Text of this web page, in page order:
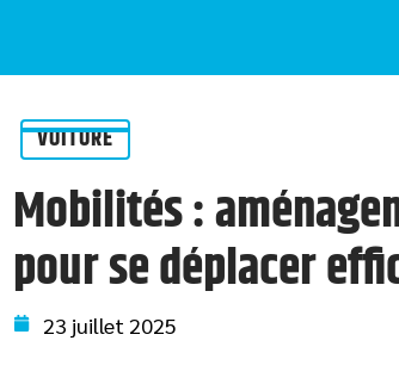
VOITURE
Mobilités :
pour se déplacer
23 juillet 2025